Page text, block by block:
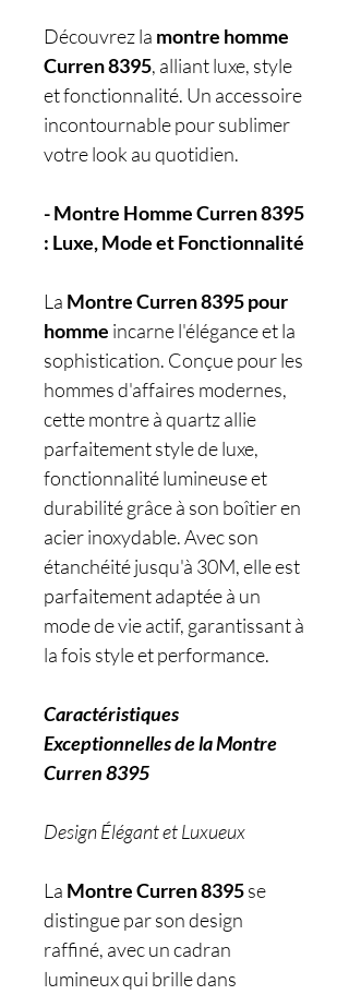
Découvrez la montre homme
Curren 8395, alliant luxe, style
et fonctionnalité. Un accessoire
incontournable pour sublimer
votre look au quotidien.
- Montre Homme Curren 8395
: Luxe, Mode et Fonctionnalité
La Montre Curren 8395 pour
homme incarne l'élégance et la
sophistication. Conçue pour les
hommes d'affaires modernes,
cette montre à quartz allie
parfaitement style de luxe,
fonctionnalité lumineuse et
durabilité grâce à son boîtier en
acier inoxydable. Avec son
étanchéité jusqu'à 30M, elle est
parfaitement adaptée à un
mode de vie actif, garantissant à
la fois style et performance.
Caractéristiques
Exceptionnelles de la Montre
Curren 8395
Design Élégant et Luxueux
La Montre Curren 8395se
distingue par son design
raffiné, avec un cadran
lumineux qui brille dans